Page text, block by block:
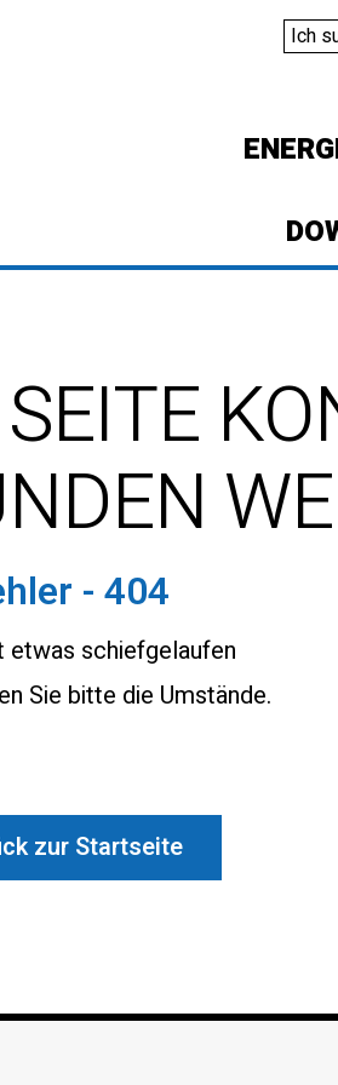
- 404
etwas schiefgelaufen
Sie bitte die Umstände.
zur Startseite